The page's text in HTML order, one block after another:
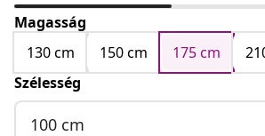
Magasság
130 cm
150 cm 175 cm
Szélesség
100 cm